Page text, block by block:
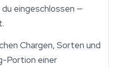
eingeschlossen —
Chargen, Sorten und
Portion einer